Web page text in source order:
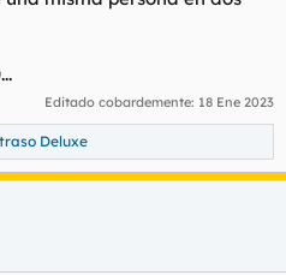
hordas tuiteras es algo casi
20 años y nos lo
Editado cobardemente: 18 Ene 2023
Deluxe